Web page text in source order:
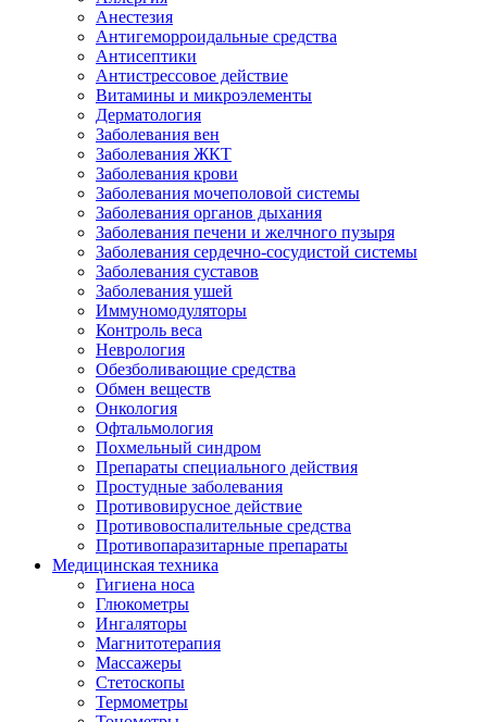
Анестезия
Антигеморроидальные средства
Антисептики
Антистрессовое действие
Витамины и микроэлементы
Дерматология
Заболевания вен
Заболевания ЖКТ
Заболевания крови
Заболевания мочеполовой системы
Заболевания органов дыхания
Заболевания печени и желчного пузыря
Заболевания сердечно-сосудистой системы
Заболевания суставов
Заболевания ушей
Иммуномодуляторы
Контроль веса
Неврология
Обезболивающие средства
Обмен веществ
Онкология
Офтальмология
Похмельный синдром
Препараты специального действия
Простудные заболевания
Противовирусное действие
Противовоспалительные средства
Противопаразитарные препараты
Медицинская техника
Гигиена носа
Глюкометры
Ингаляторы
Магнитотерапия
Массажеры
Стетоскопы
Термометры